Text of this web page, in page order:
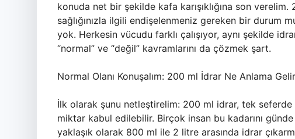
konuda net bir şekilde kafa karışıklığına son
sağlığınızla ilgili endişelenmeniz gereken bir durum
yok. Herkesin vücudu farklı çalışıyor, aynı şekilde
“normal” ve “değil” kavramlarını da çözmek şart.
Normal Olanı Konuşalım: 200 ml İdrar Ne Anlama
İlk olarak şunu netleştirelim: 200 ml idrar, tek
miktar kabul edilebilir. Birçok insan bu kadarını
yaklaşık olarak 800 ml ile 2 litre arasında idrar